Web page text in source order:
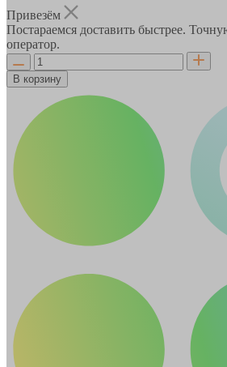
Привезём
Постараемся доставить быстрее.
оператор.
В корзину